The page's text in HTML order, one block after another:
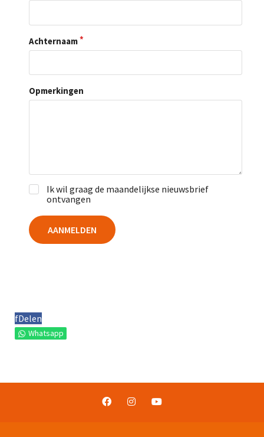
Achternaam
Opmerkingen
Ik wil graag de maandelijkse nieuwsbrief
ontvangen
AANMELDEN
fDelen
Whatsapp